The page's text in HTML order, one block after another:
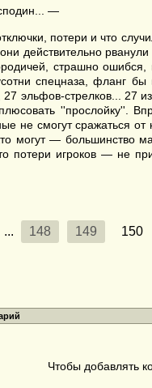
—
потери и что
действительно
страшно
спецназа, фланг
эльфов-стрелков...
''прослойку''.
не смогут сражаться
могут — большинство
игроков — не
... 148 149 150
Чтобы добавлять